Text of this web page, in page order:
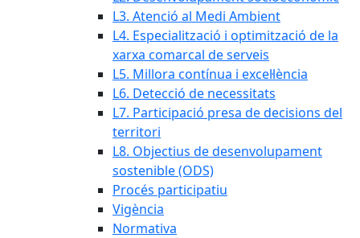
L3. Atenció al Medi Ambient
L4. Especialització i optimització de la
xarxa comarcal de serveis
L5. Millora contínua i excel·lència
L6. Detecció de necessitats
L7. Participació presa de decisions del
territori
L8. Objectius de desenvolupament
sostenible (ODS)
Procés participatiu
Vigència
Normativa